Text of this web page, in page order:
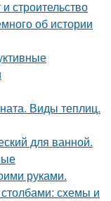
строительство
об истории
Виды теплиц.
для ванной.
руками.
схемы и